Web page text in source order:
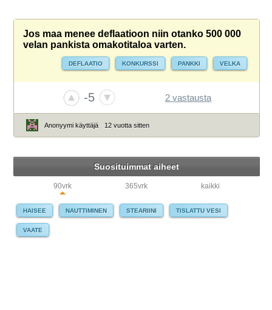
Jos maa menee deflaatioon niin otanko 500 000
velan pankista omakotitaloa varten.
DEFLAATIO KONKURSSI PANKKI VELKA
-5 2 vastausta
Anonyymi käyttäjä 12 vuotta sitten
Suosituimmat aiheet
90vrk 365vrk kaikki
HAISEE NAUTTIMINEN STEARIINI TISLATTU VESI
VAATE